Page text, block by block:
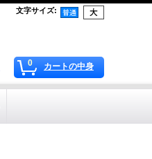
文字サイズ:
0 カートの中身